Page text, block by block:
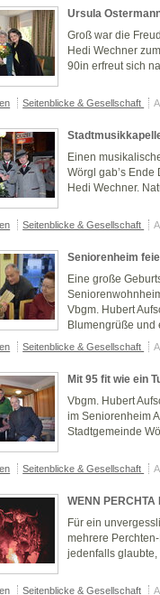
Ursula
Groß war die
Hedi Wechner
90in erfreut sich
Seitenblicke & Gesellschaft
Einen
Wörgl gab’s Ende
Hedi Wechner.
Seitenblicke & Gesellschaft
Seniorenheim
Eine große
Vbgm. Hubert
Blumengrüße und
Seitenblicke & Gesellschaft
Mit 95 fit wie ein
Vbgm. Hubert
im Seniorenheim
Stadtgemeinde
Seitenblicke & Gesellschaft
WENN PERCHTA
Für ein
mehrere
jedenfalls glaubte,
Seitenblicke & Gesellschaft